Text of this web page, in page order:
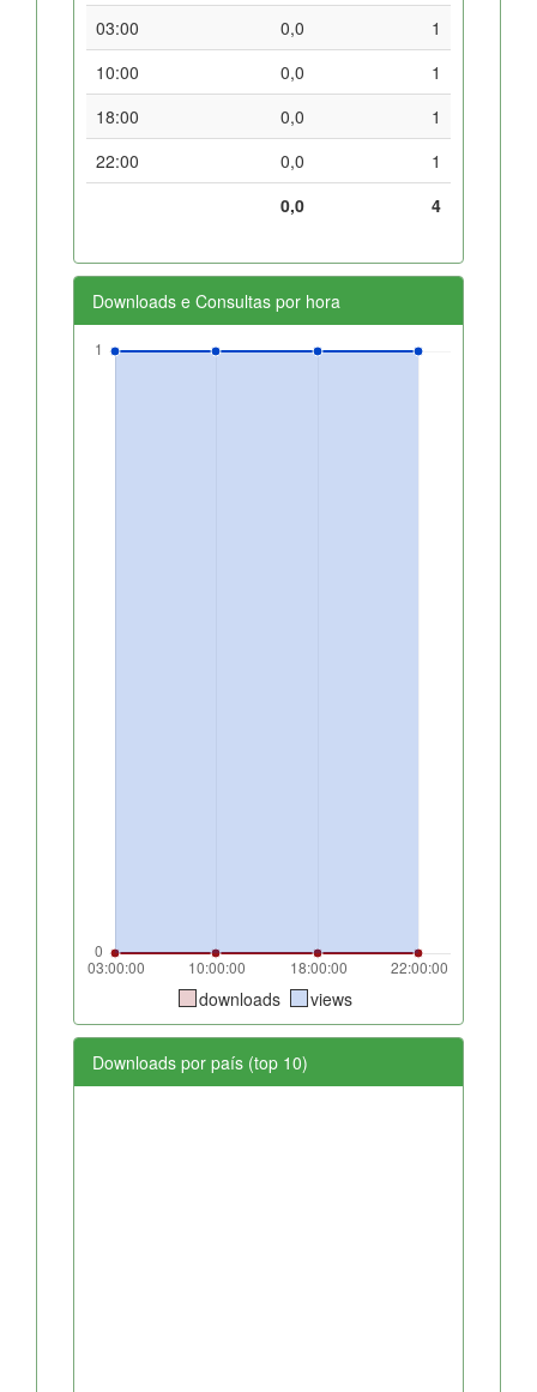
03:00
0,0
1
10:00
0,0
1
18:00
0,0
1
22:00
0,0
1
0,0
4
Downloads e Consultas por hora
downloads views
Downloads por país (top 10)